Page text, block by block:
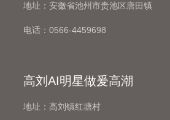
地址：安徽省池州市贵池区唐田镇
电话：0566-4459698
高刘AI明星做爰高潮
地址：高刘镇红塘村